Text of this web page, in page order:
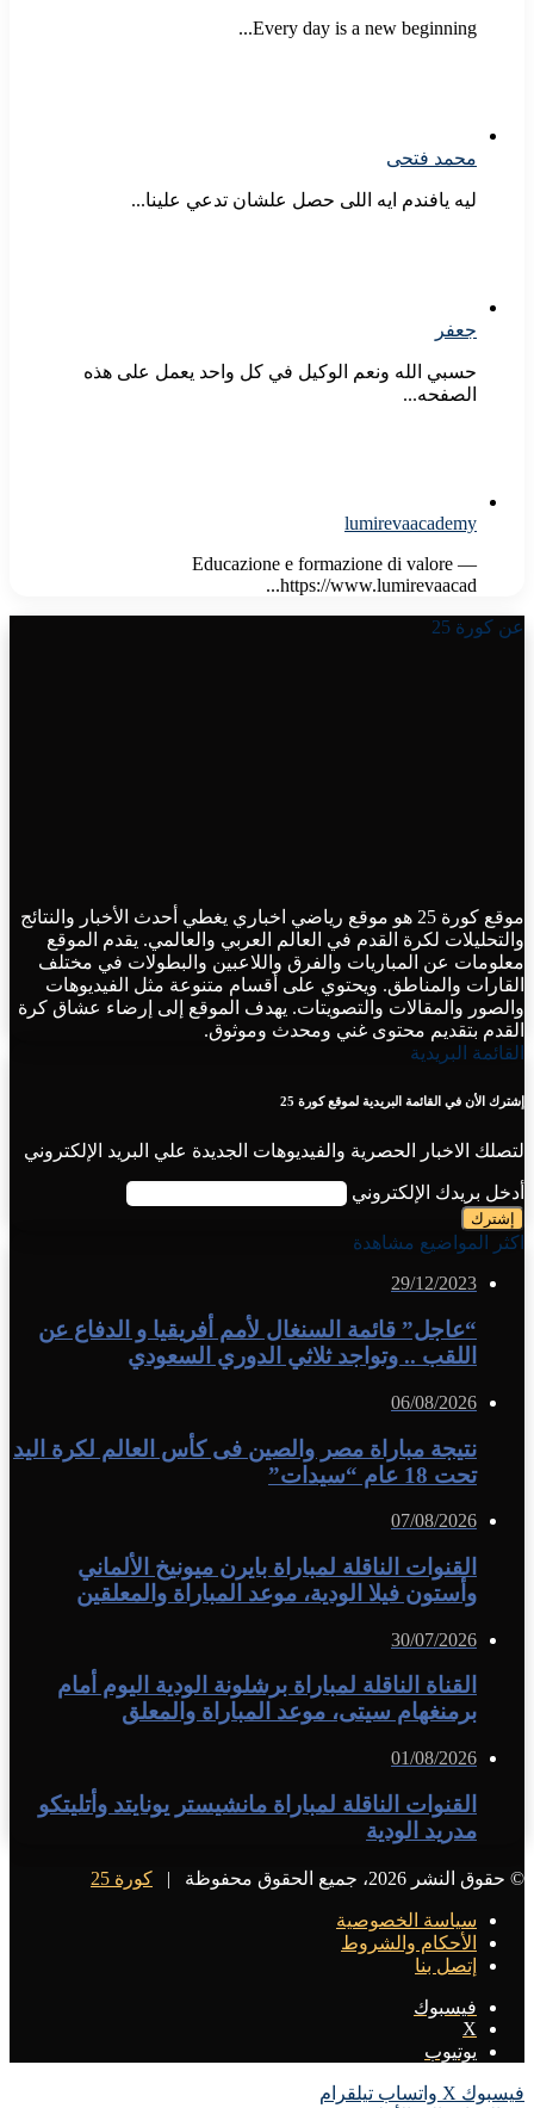
Every day is a new beginning...
محمد فتحى
ليه يافندم ايه اللى حصل علشان تدعي علينا...
جعفر
حسبي الله ونعم الوكيل في كل واحد يعمل على هذه
الصفحه...
lumirevaacademy
Educazione e formazione di valore —
https://www.lumirevaacad...
عن كورة 25
موقع كورة 25 هو موقع رياضي اخباري يغطي أحدث الأخبار والنتائج
والتحليلات لكرة القدم في العالم العربي والعالمي. يقدم الموقع
معلومات عن المباريات والفرق واللاعبين والبطولات في مختلف
القارات والمناطق. ويحتوي على أقسام متنوعة مثل الفيديوهات
والصور والمقالات والتصويتات. يهدف الموقع إلى إرضاء عشاق كرة
القدم بتقديم محتوى غني ومحدث وموثوق.
القائمة البريدية
إشترك الأن في القائمة البريدية لموقع كورة 25
لتصلك الاخبار الحصرية والفيديوهات الجديدة علي البريد الإلكتروني
أدخل بريدك الإلكتروني
اكثر المواضيع مشاهدة
29/12/2023
“عاجل” قائمة السنغال لأمم أفريقيا و الدفاع عن
اللقب .. وتواجد ثلاثي الدوري السعودي
06/08/2026
نتيجة مباراة مصر والصين فى كأس العالم لكرة اليد
تحت 18 عام “سيدات”
07/08/2026
القنوات الناقلة لمباراة بايرن ميونيخ الألماني
وأستون فيلا الودية، موعد المباراة والمعلقين
30/07/2026
القناة الناقلة لمباراة برشلونة الودية اليوم أمام
برمنغهام سيتى، موعد المباراة والمعلق
01/08/2026
القنوات الناقلة لمباراة مانشيستر يونايتد وأتليتكو
مدريد الودية
© حقوق النشر 2026، جميع الحقوق محفوظة | كورة 25
سياسة الخصوصية
الأحكام والشروط
إتصل بنا
فيسبوك
X
يوتيوب
فيسبوك X واتساب تيلقرام